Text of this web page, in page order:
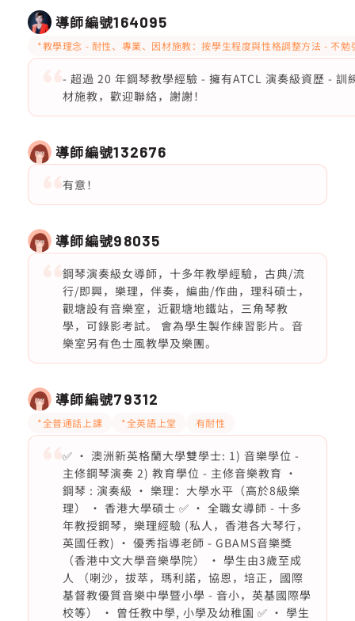
導師編號164095
*教學理念 - 耐性、專業、因材施教：按學生程度與性格調整方法 - 不
- 超過 20 年鋼琴教學經驗 - 擁有ATCL 演奏級資歷 -
材施教，歡迎聯絡，謝謝！
導師編號132676
有意！
導師編號98035
鋼琴演奏級女導師，十多年教學經驗，古典/流
行/即興，樂理，伴奏，編曲/作曲，理科碩士，
觀塘設有音樂室，近觀塘地鐵站，三角琴教
學，可錄影考試。 會為學生製作練習影片。音
樂室另有色士風教學及樂團。
導師編號79312
*全普通話上課 *全英語上堂 有耐性
✅ • 澳洲新英格蘭大學雙學士: 1) 音樂學位 -
主修鋼琴演奏 2) 教育學位 - 主修音樂教育 •
鋼琴 : 演奏級 • 樂理：大學水平（高於8級樂
理） • 香港大學碩士 ✅ • 全職女導師 - 十多
年教授鋼琴，樂理經驗 (私人，香港各大琴行，
英國任教) • 優秀指導老師 - GBAMS音樂獎
（香港中文大學音樂學院） • 學生由3歲至成
人 （喇沙，拔萃，瑪利諾，協恩，培正，國際
基督教優質音樂中學暨小學 - 音小，英基國際學
校等） • 曾任教中學, 小學及幼稚園 ✅ • 學生